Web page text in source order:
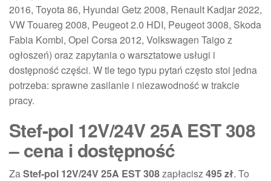
2016, Toyota 86, Hyundai Getz 2008, Renault Kadjar 2022,
VW Touareg 2008, Peugeot 2.0 HDI, Peugeot 3008, Skoda
Fabia Kombi, Opel Corsa 2012, Volkswagen Taigo z
ogłoszeń) oraz zapytania o warsztatowe usługi i
dostępność części. W tle tego typu pytań często stoi jedna
potrzeba: sprawne zasilanie i niezawodność w trakcie
pracy.
Stef-pol 12V/24V 25A EST 308
– cena i dostępność
ZaStef-pol 12V/24V 25A EST 308zapłacisz495 zł. To